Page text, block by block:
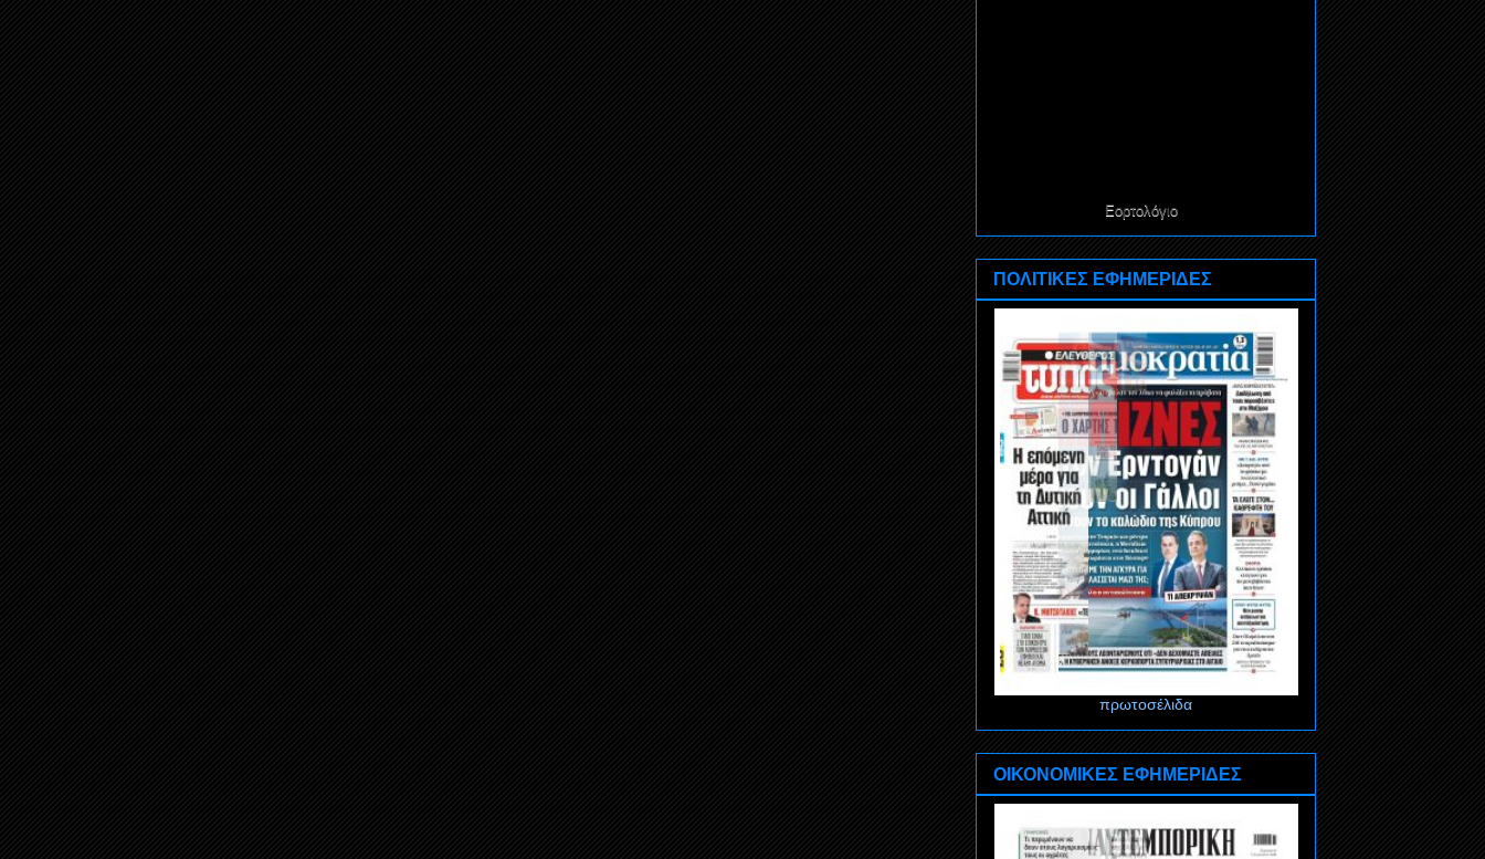
Εορτολόγιο
ΠΟΛΙΤΙΚΕΣ ΕΦΗΜΕΡΙΔΕΣ
πρωτοσέλιδα
ΟΙΚΟΝΟΜΙΚΕΣ ΕΦΗΜΕΡΙΔΕΣ